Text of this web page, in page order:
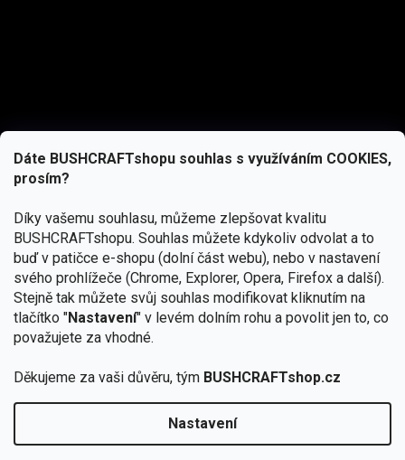
Dáte BUSHCRAFTshopu souhlas s využíváním COOKIES,
prosím?
Díky vašemu souhlasu, můžeme zlepšovat kvalitu
BUSHCRAFTshopu. Souhlas můžete kdykoliv odvolat a to
buď v patičce e-shopu (dolní část webu), nebo v nastavení
svého prohlížeče (Chrome, Explorer, Opera, Firefox a další).
Stejně tak můžete svůj souhlas modifikovat kliknutím na
tlačítko "Nastavení" v levém dolním rohu a povolit jen to, co
považujete za vhodné.
Děkujeme za vaši důvěru, tým BUSHCRAFTshop.cz
Nastavení
podmínkami ochrany osobních údajů
Copyright 2026BUSHCRAFTshop.cz. Všechna práva